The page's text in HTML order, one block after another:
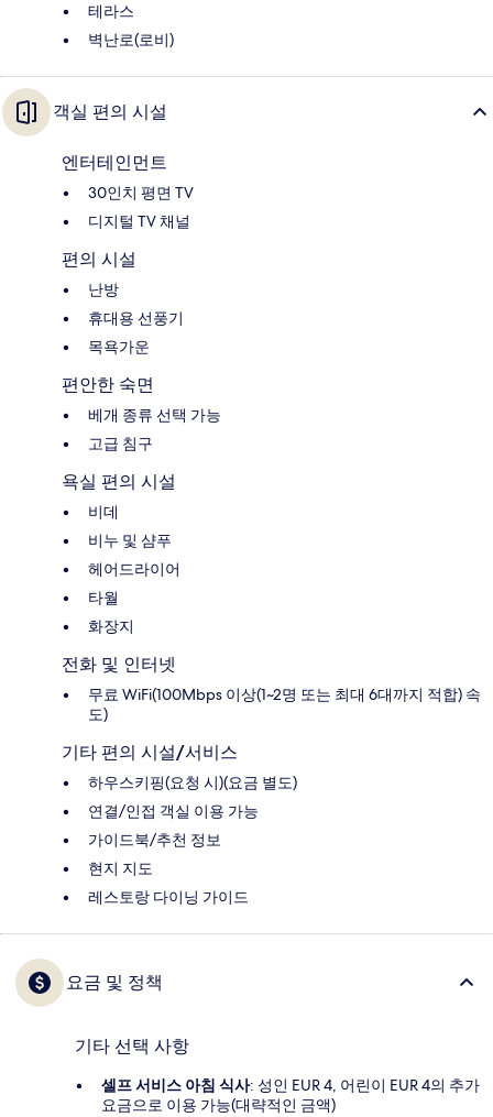
테라스
벽난로(로비)
객실 편의 시설
엔터테인먼트
30인치 평면 TV
디지털 TV 채널
편의 시설
난방
휴대용 선풍기
목욕가운
편안한 숙면
베개 종류 선택 가능
고급 침구
욕실 편의 시설
비데
비누 및 샴푸
헤어드라이어
타월
화장지
전화 및 인터넷
무료 WiFi(100Mbps 이상(1~2명 또는 최대 6대까지 적합) 속
도)
기타 편의 시설/서비스
하우스키핑(요청 시)(요금 별도)
연결/인접 객실 이용 가능
가이드북/추천 정보
현지 지도
레스토랑 다이닝 가이드
요금 및 정책
기타 선택 사항
셀프 서비스 아침 식사: 성인 EUR 4, 어린이 EUR 4의 추가
요금으로 이용 가능(대략적인 금액)